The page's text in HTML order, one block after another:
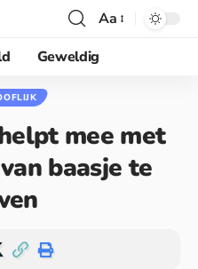
Aa
Geweldig
mee met
baasje te